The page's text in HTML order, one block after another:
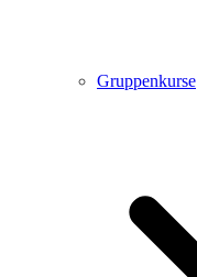
Gruppenkurse